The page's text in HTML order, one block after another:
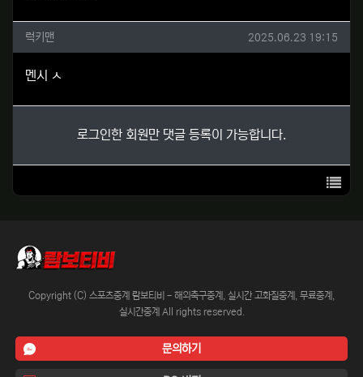
럭키맨님의 댓글
럭키맨 작성일
2025.06.23 19:15
멘시 ㅅ
로그인한 회원만 댓글 등록이 가능합니다.
목록
Copyright (C) 스포츠중계 람보티비 - 해외축구중계, 실시간 고화질중계, 무료중계,
실시간중계 All rights reserved.
문의하기